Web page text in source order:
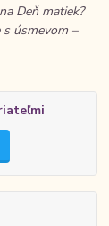
Deň matiek?
úsmevom –